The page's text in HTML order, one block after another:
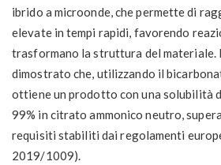
ibrido a microonde, che permette di
elevate in tempi rapidi, favorendo
trasformano la struttura del materiale.
dimostrato che, utilizzando il
ottiene un prodotto con una solubilità
99% in citrato ammonico neutro,
requisiti stabiliti dai regolamenti
2019/1009).